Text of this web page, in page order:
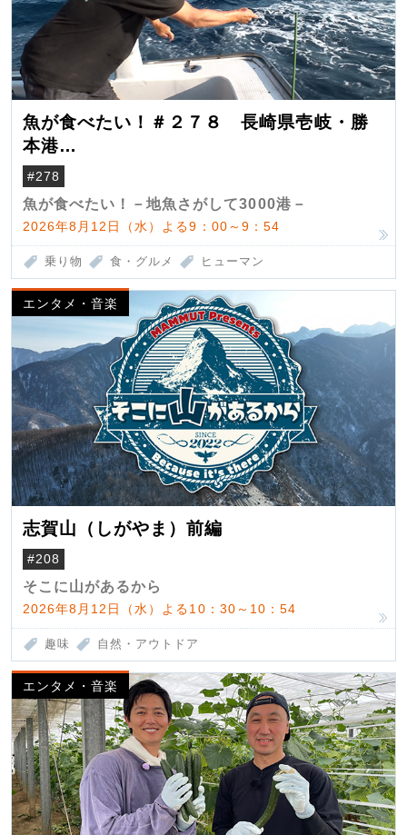
魚が食べたい！＃２７８ 長崎県壱岐・勝
本港
（クロマグロ）
#278
魚が食べたい！－地魚さがして3000港－
2026年8月12日（水）よる9：00～9：54
乗り物 食・グルメ ヒューマン
エンタメ・音楽
志賀山（しがやま）前編
#208
そこに山があるから
2026年8月12日（水）よる10：30～10：54
趣味 自然・アウトドア
エンタメ・音楽